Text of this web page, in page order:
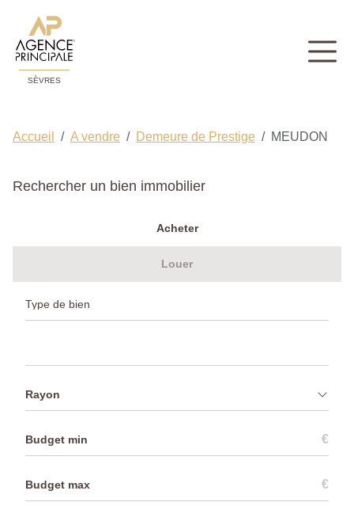
SÈVRES
Accueil A vendre Demeure de Prestige MEUDON
Rechercher un bien immobilier
Acheter
Louer
Rayon
€
€